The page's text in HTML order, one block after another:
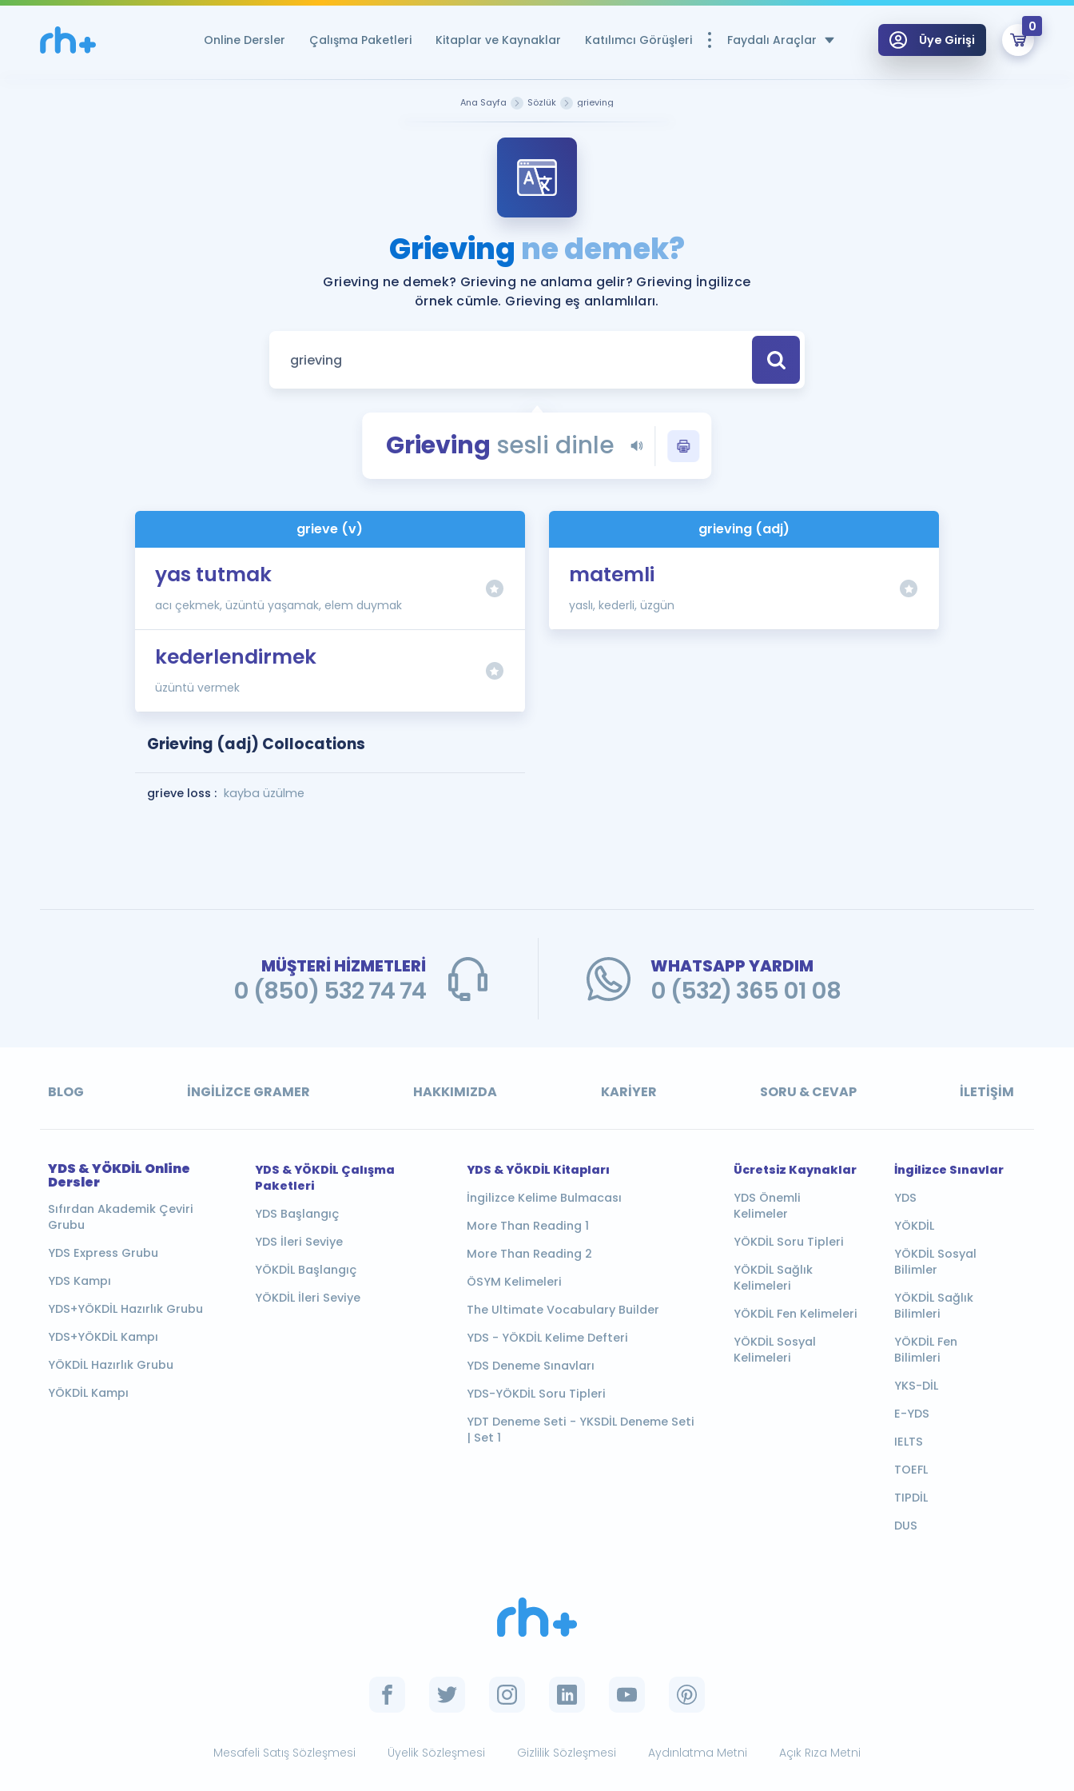
Online Dersler Çalışma Paketleri Kitaplar ve Kaynaklar Katılımcı Görüşleri Faydalı Araçlar
YDS ve YÖKDİL Puan Hesaplama Aracı
Rehberlik Aracı
YDS ve YÖKDİL'e Hazırlananlar için Öneriler
Tüm ÖSYM Sınavları Tek Takvimde
YDS - YÖKDİL Tüm Sınavlarla İlgili Haberler
İngilizce Gramer
Üye Girişi
0
Ana Sayfa Sözlük grieving
Grieving ne demek?
Grieving ne demek? Grieving ne anlama gelir? Grieving İngilizce
örnek cümle. Grieving eş anlamlıları.
Grieving sesli dinle
grieve (v)
yas tutmak
acı çekmek, üzüntü yaşamak, elem duymak
kederlendirmek
üzüntü vermek
Grieving (adj) Collocations
grieve loss : kayba üzülme
grieving (adj)
matemli
yaslı, kederli, üzgün
MÜŞTERİ HİZMETLERİ
0 (850) 532 74 74
WHATSAPP YARDIM
0 (532) 365 01 08
BLOG İNGILIZCE GRAMER HAKKIMIZDA KARIYER SORU & CEVAP İLETIŞIM
YDS & YÖKDİL Online
Dersler
Sıfırdan Akademik Çeviri
Grubu
YDS Express Grubu
YDS Kampı
YDS+YÖKDİL Hazırlık Grubu
YDS+YÖKDİL Kampı
YÖKDİL Hazırlık Grubu
YÖKDİL Kampı
YDS & YÖKDİL Çalışma
Paketleri
YDS Başlangıç
YDS İleri Seviye
YÖKDİL Başlangıç
YÖKDİL İleri Seviye
YDS & YÖKDİL Kitapları
İngilizce Kelime Bulmacası
More Than Reading 1
More Than Reading 2
ÖSYM Kelimeleri
The Ultimate Vocabulary Builder
YDS - YÖKDİL Kelime Defteri
YDS Deneme Sınavları
YDS-YÖKDİL Soru Tipleri
YDT Deneme Seti - YKSDİL Deneme Seti
| Set 1
Ücretsiz Kaynaklar
YDS Önemli
Kelimeler
YÖKDİL Soru Tipleri
YÖKDİL Sağlık
Kelimeleri
YÖKDİL Fen Kelimeleri
YÖKDİL Sosyal
Kelimeleri
İngilizce Sınavlar
YDS
YÖKDİL
YÖKDİL Sosyal
Bilimler
YÖKDİL Sağlık
Bilimleri
YÖKDİL Fen
Bilimleri
YKS-DİL
E-YDS
IELTS
TOEFL
TIPDİL
DUS
Mesafeli Satış Sözleşmesi Üyelik Sözleşmesi Gizlilik Sözleşmesi Aydınlatma Metni Açık Rıza Metni